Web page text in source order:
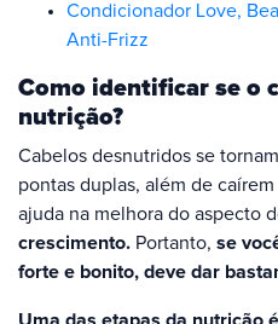
Condicionador Love,
Anti-Frizz
Como identificar se o
nutrição?
Cabelos desnutridos se
pontas duplas, além de
ajuda na melhora do aspecto
crescimento. Portanto, se
forte e bonito, deve dar